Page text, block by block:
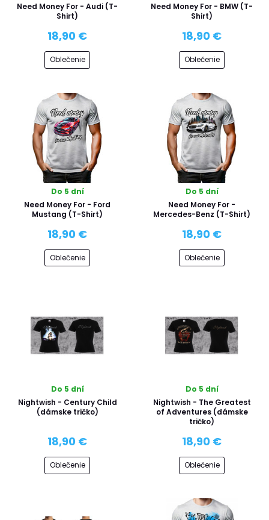
Need Money For - Audi (T-
Shirt)
18,90 €
Oblečenie
Need Money For - BMW (T-
Shirt)
18,90 €
Oblečenie
Do 5 dní
Need Money For - Ford
Mustang (T-Shirt)
18,90 €
Oblečenie
Do 5 dní
Need Money For -
Mercedes-Benz (T-Shirt)
18,90 €
Oblečenie
Do 5 dní
Nightwish - Century Child
(dámske tričko)
18,90 €
Oblečenie
Do 5 dní
Nightwish - The Greatest
of Adventures (dámske
tričko)
18,90 €
Oblečenie